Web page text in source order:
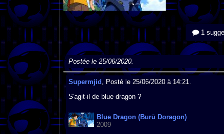
1
Postée le 25/06/2020.
Supermjid , Posté le 25/06/2020 à 14:21.
S'agit-il de blue dragon ?
Blue Dragon (Burū Doragon)
2009